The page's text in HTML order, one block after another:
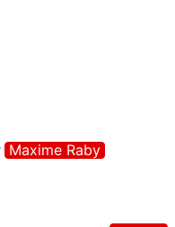
Maxime Raby